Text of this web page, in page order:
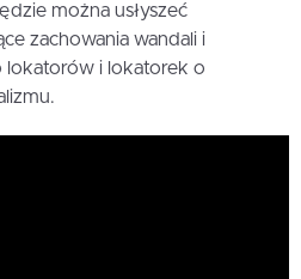
można usłyszeć
zachowania wandali i
lokatorów i lokatorek o